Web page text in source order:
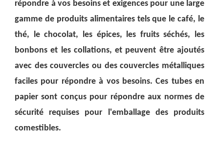
répondre à vos besoins et exigences pour une large
gamme de produits alimentaires tels que le café, le
thé, le chocolat, les épices, les fruits séchés, les
bonbons et les collations, et peuvent être ajoutés
avec des couvercles ou des couvercles métalliques
faciles pour répondre à vos besoins. Ces tubes en
papier sont conçus pour répondre aux normes de
sécurité requises pour l'emballage des produits
comestibles.